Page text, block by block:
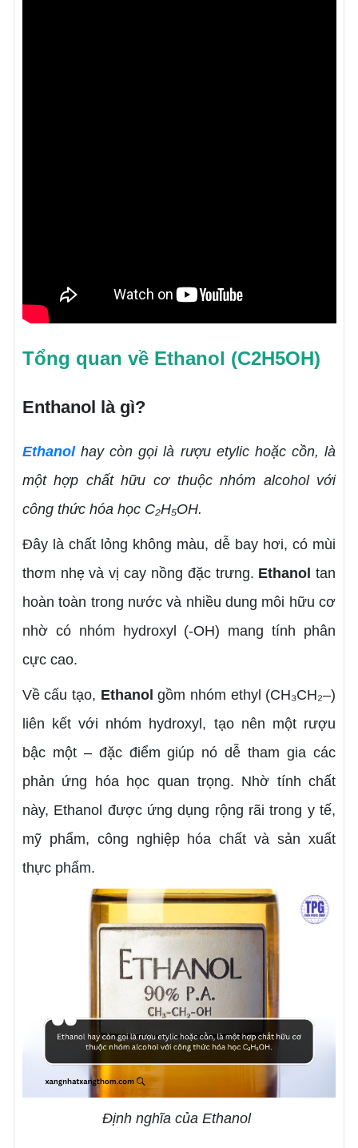
Tổng quan về Ethanol (C2H5OH)
Enthanol là gì?
Ethanol hay còn gọi là rượu etylic hoặc cồn, là
một hợp chất hữu cơ thuộc nhóm alcohol với
công thức hóa học C₂H₅OH.
Đây là chất lỏng không màu, dễ bay hơi, có mùi
thơm nhẹ và vị cay nồng đặc trưng. Ethanol tan
hoàn toàn trong nước và nhiều dung môi hữu cơ
nhờ có nhóm hydroxyl (-OH) mang tính phân
cực cao.
Về cấu tạo, Ethanol gồm nhóm ethyl (CH₃CH₂–)
liên kết với nhóm hydroxyl, tạo nên một rượu
bậc một – đặc điểm giúp nó dễ tham gia các
phản ứng hóa học quan trọng. Nhờ tính chất
này, Ethanol được ứng dụng rộng rãi trong y tế,
mỹ phẩm, công nghiệp hóa chất và sản xuất
thực phẩm.
Định nghĩa của Ethanol